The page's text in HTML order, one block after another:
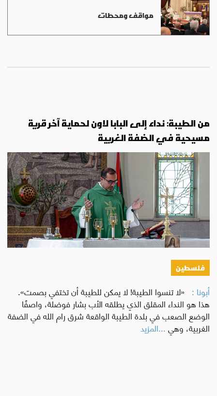
مواقف ومحطات
من الطيبة: نداء إلى البابا لاون لحماية آخر قرية
مسيحية في الضفة الغربية
فلسطين
أبونا : «لا تنسوا الطيبة! لا يمكن للطيبة أن تختفي بصمت».
هذا هو النداء المقلق الذي يطلقه الأب بشار فوضلة، واصفًا
الوضع الصعب في بلدة الطيبة الواقعة شرق رام الله في الضفة
الغربية، وهي...المزيد